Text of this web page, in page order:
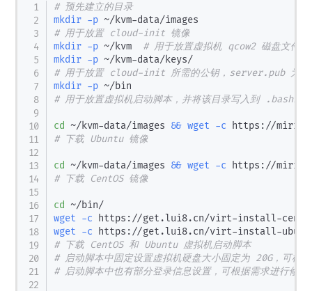
# 预先建立的目录
mkdir -p
# 用于放置 cloud-init 镜像
mkdir -p ~/kvm # 用于放置虚拟机 qcow2 磁盘文件
mkdir -p
# 用于放置 cloud-init 所需的公钥，server.pub 为宿
mkdir -p
# 用于放置虚拟机启动脚本，并将该目录写入到 .bashrc
cd ~/kvm-data/images && wget -c
# 下载 Ubuntu 镜像
cd ~/kvm-data/images && wget -c
# 下载 CentOS 镜像
cd
wget -c https://get.lui8.cn/virt-install-
wget -c https://get.lui8.cn/virt-install-
# 下载 CentOS 和 Ubuntu 虚拟机启动脚本
# 启动脚本中固定设置虚拟机硬盘大小固定为 20G，可根
# 启动脚本中也有部分登录信息设置，可根据需求进行修改